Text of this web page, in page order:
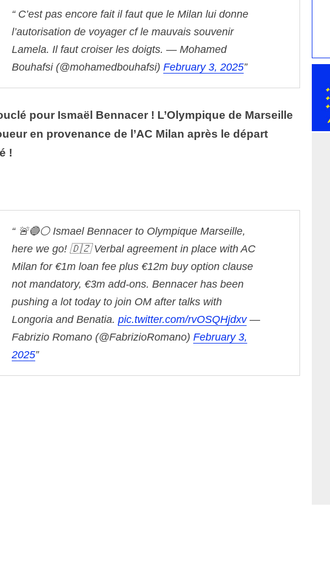
C’est pas encore fait il faut que le Milan lui donne
l’autorisation de voyager cf le mauvais souvenir
Lamela. Il faut croiser les doigts. — Mohamed
Bouhafsi (@mohamedbouhafsi) February 3, 2025
pour Ismaël Bennacer ! L’Olympique de Marseille
en provenance de l’AC Milan après le départ
!
🚨🔵⚪️ Ismael Bennacer to Olympique Marseille,
here we go! 🇩🇿 Verbal agreement in place with AC
Milan for €1m loan fee plus €12m buy option clause
not mandatory, €3m add-ons. Bennacer has been
pushing a lot today to join OM after talks with
Longoria and Benatia. pic.twitter.com/rvOSQHjdxv —
Fabrizio Romano (@FabrizioRomano) February 3,
2025